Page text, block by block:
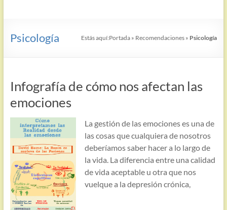
Psicología Estás aquí:Portada » Recomendaciones » Psicología
Infografía de cómo nos afectan las
emociones
La gestión de las emociones es una de
las cosas que cualquiera de nosotros
deberíamos saber hacer a lo largo de
la vida. La diferencia entre una calidad
de vida aceptable u otra que nos
vuelque a la depresión crónica,